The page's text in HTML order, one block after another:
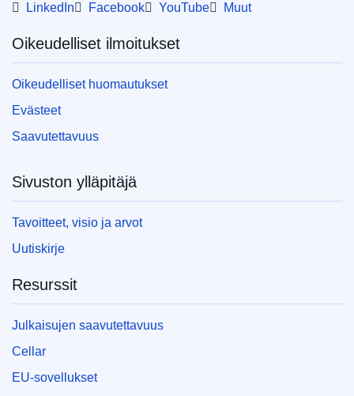
LinkedIn Facebook YouTube Muut
Oikeudelliset ilmoitukset
Oikeudelliset huomautukset
Evästeet
Saavutettavuus
Sivuston ylläpitäjä
Tavoitteet, visio ja arvot
Uutiskirje
Resurssit
Julkaisujen saavutettavuus
Cellar
EU-sovellukset